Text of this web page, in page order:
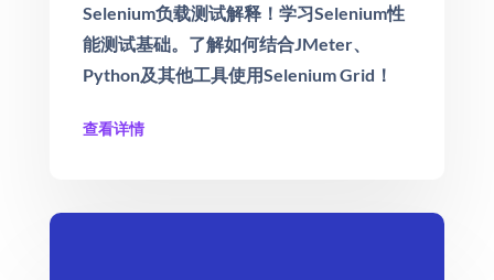
Selenium负载测试解释！学习Selenium性
能测试基础。了解如何结合JMeter、
Python及其他工具使用Selenium Grid！
查看详情